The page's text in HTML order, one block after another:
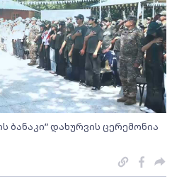
ბანაკი“ დახურვის ცერემონია